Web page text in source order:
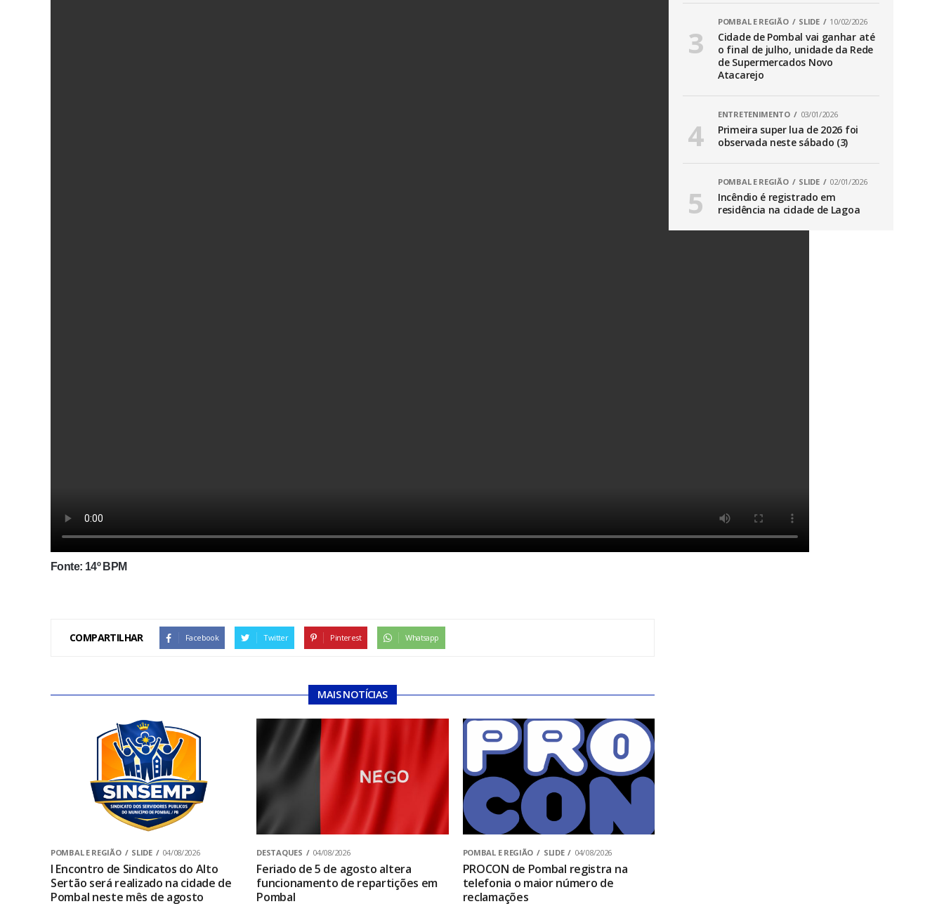
Fonte: 14º BPM
COMPARTILHAR Facebook Twitter Pinterest Whatsapp
MAIS NOTÍCIAS
POMBAL E REGIÃO SLIDE 04/08/2026
I Encontro de Sindicatos do Alto
Sertão será realizado na cidade de
Pombal neste mês de agosto
DESTAQUES 04/08/2026
Feriado de 5 de agosto altera
funcionamento de repartições em
Pombal
POMBAL E REGIÃO SLIDE 04/08/2026
PROCON de Pombal registra na
telefonia o maior número de
reclamações
POMBAL E REGIÃO SLIDE 10/02/2026
Cidade de Pombal vai ganhar até
o final de julho, unidade da Rede
de Supermercados Novo
Atacarejo
ENTRETENIMENTO 03/01/2026
Primeira super lua de 2026 foi
observada neste sábado (3)
POMBAL E REGIÃO SLIDE 02/01/2026
Incêndio é registrado em
residência na cidade de Lagoa